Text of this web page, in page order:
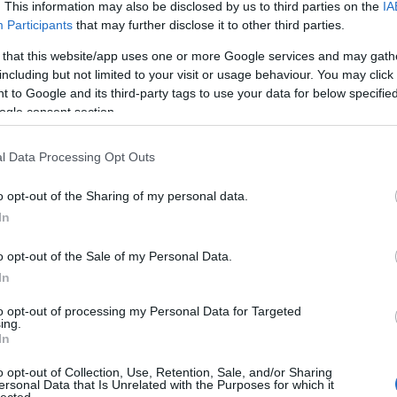
This information may also be disclosed by us to third parties on the
Participants that may further disclose it to other third parties.
that this website/app uses one or more Google services and may
but not limited to your visit or usage behaviour. You may
to Google and its third-party tags to use your data for below
consent section.
Data Processing Opt Outs
opt-out of the Sharing of my personal data.
opt-out of the Sale of my Personal Data.
opt-out of processing my Personal Data for Targeted
opt-out of Collection, Use, Retention, Sale, and/or Sharing
Data that Is Unrelated with the Purposes for which it
Las Vegasban
alapján 1971-ben írta meg
összefoglalja miktől volt hangos az a kor,
erős szubjektivitásával. A regény
tűnt, végül a kilencvenes évek végén az egykori
fel és valósította meg az elszállt víziót.